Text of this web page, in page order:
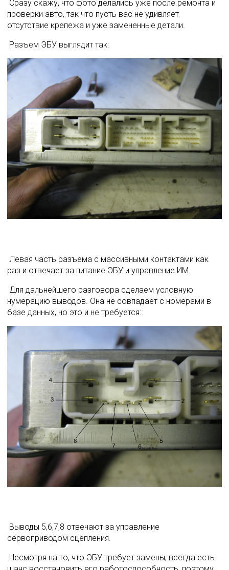
проверки авто, так что пусть вас не удивляет
отсутствие крепежа и уже замененные детали.
Разъем ЭБУ выглядит так:
раз и отвечает за питание ЭБУ и управление ИМ.
нумерацию выводов. Она не совпадает с номерами в
базе данных, но это и не требуется:
сервоприводом сцепления.